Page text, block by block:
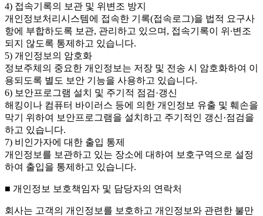
4) 접속기록의 보관 및 위변조 방지
개인정보처리시스템에 접속한 기록(접속로그)을 법적 요구사
항에 부합하도록 보관, 관리하고 있으며, 접속기록이 위∙변조
되지 않도록 통제하고 있습니다.
5) 개인정보의 암호화
정보주체의 중요한 개인정보는 저장 및 전송 시 암호화하여 이
용되도록 별도 보안 기능을 사용하고 있습니다.
6) 보안프로그램 설치 및 주기적 점검·갱신
해킹이나 컴퓨터 바이러스 등에 의한 개인정보 유출 및 훼손을
막기 위하여 보안프로그램을 설치하고 주기적인 갱신·점검을
하고 있습니다.
7) 비인가자에 대한 출입 통제
개인정보를 보관하고 있는 장소에 대하여 보호구역으로 설정
하여 출입을 통제하고 있습니다.
■ 개인정보 보호책임자 및 담당자의 연락처
회사는 고객의 개인정보를 보호하고 개인정보와 관련한 불만